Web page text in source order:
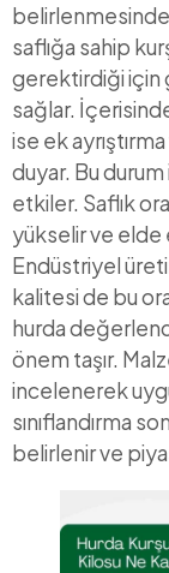
saflığa sahip
gerektirdiği için
sağlar.
ise ek
duyar. Bu
etkiler. Saflık
yükselir ve elde
Endüstriyel
kalitesi de bu
hurda
önem taşır.
incelenerek
sınıflandırma
belirlenir ve